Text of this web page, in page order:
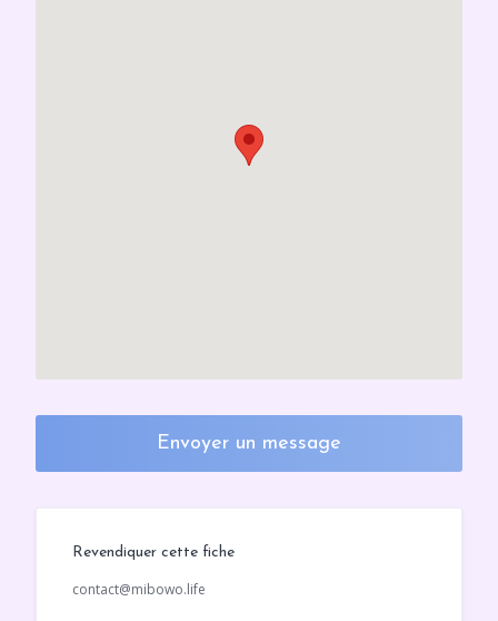
Envoyer un message
Revendiquer cette fiche
contact@mibowo.life